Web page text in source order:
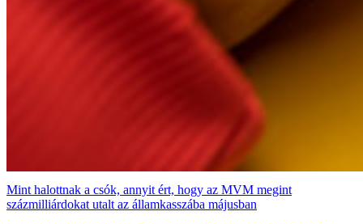
Mint halottnak a csók, annyit ért, hogy az MVM megint
százmilliárdokat utalt az államkasszába májusban